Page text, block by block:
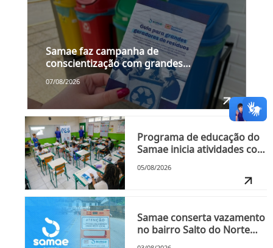
Samae faz campanha de
conscientização com grandes
geradores de resíduos a partir da
próxima segunda-feira, dia 10
07/08/2026
Programa de educação do
Samae inicia atividades com
nesta quinta-feira, dia 6
05/08/2026
Samae conserta vazamento
no bairro Salto do Norte